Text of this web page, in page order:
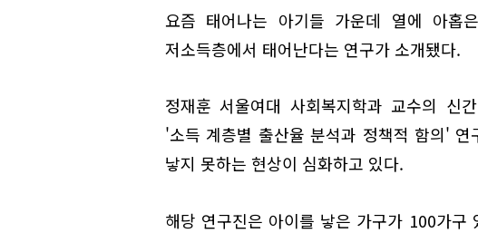
요즘 태어나는 아기들 가운데 열에 아
저소득층에서 태어난다는 연구가 소개됐다.
정재훈 서울여대 사회복지학과 교수의 신
'소득 계층별 출산율 분석과 정책적 함의'
낳지 못하는 현상이 심화하고 있다.
해당 연구진은 아이를 낳은 가구가 100가